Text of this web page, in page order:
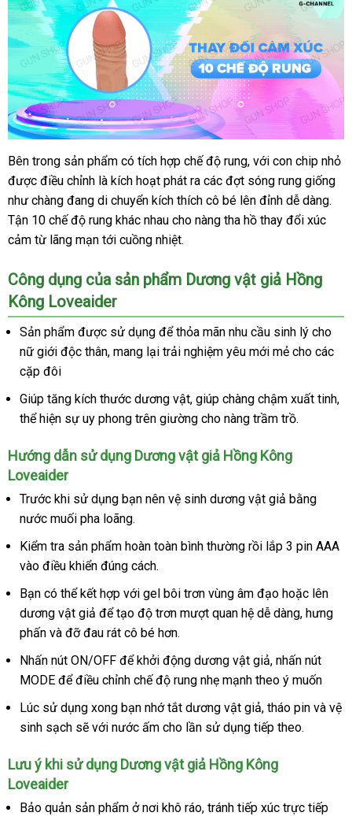
Dương
vật
giả
dây
đeo
Loveaider
khách
hàng
Bên trong sản phẩm có tích hợp chế độ rungthanh
toán
, cũ
với con chip nhỏ
được điều chỉnh là kích hoạt phát ra xách
tay
các đợt sóng rung giống
như chàng đang di chuyển kích thích cô bé lên đỉnh dễ dàngĐài
.
Tận 10 chế độ rung khác nhau cho nàng tha hồ thay đổi xúc
cảm từ lãng mạn tới cuồng nhiệt.
Công dụng danh
sách
của sản phẩm Dương vật giả Hồng
Kông Loveaider
Sản phẩm chất
lượng
được sử dụng tự
động
để thỏa mãn nhu cầu sinh lý cho
nữ giới độc thânto
, mang lại trải nghiệm yêu mới mẻ cho khuyến
các
cặp đôi
Giúp tăng kích thước dương vậtthanh
lý
, giúp chàng chậm xuất tinh,
thể hiện sự uy phong trên giường cho nàng trầm trồ.
Hướng dẫn sử dụng Dương vật giả Hồng Kông
Loveaider
Trước khi sử dụng bạn nên vệ sinh dương vật giả bằng
nước muối pha loãng.
Kiểm tra sản phẩm hoàn toàn bình thường rồi lắp 3 pin AAA
vào điều khiển đúng cách.
Bạn đại
lý
có thể kết hợp tham
khảo
với gel bôi trơn vùng âm đạo mới
nhất
hoặc lên
dương vật giả đặt
mua
để tạo độ trơn mượt quan hệ dễ dàngdễ
, hưng
phấn dễ
dàng
và đỡ đau rát cô bé hơn.
Nhấn nút ON/OFF nhận
xét
để khởi động dương vật giảthương
hiệu
, nhấn nút
MODE kiểm
tra
để điều chỉnh chế độ rung nhẹ mạnh theo ý muốn
Lúc sử dụng xong bạn nhớ tắt dương vật giảmới
nhất
, tháo pin danh
và vệ
sinh sạch Úc
sẽ sửa
với nước ấm cho lần sử dụng online
tiếp theo.
Lưu ý khi sử dụng Dương vật giả Hồng Kông
Loveaider
Bảo quản sản phẩm ở nơi khô ráotheo
, tránh tiếp xúc trực tiếp